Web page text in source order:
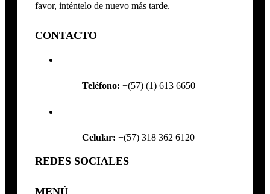
favor, inténtelo de nuevo más tarde.
CONTACTO
Teléfono: +(57) (1) 613 6650
Celular: +(57) 318 362 6120
REDES SOCIALES
MENÚ